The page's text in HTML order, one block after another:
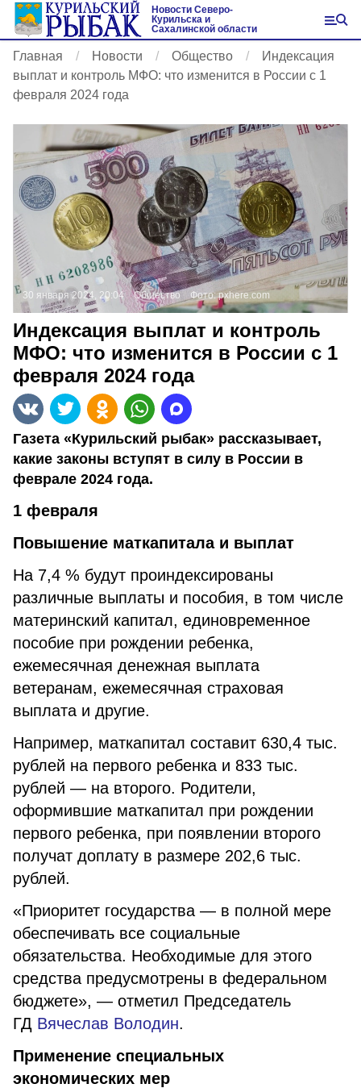
Новости Северо-
Курильска и
Сахалинской области
Главная Новости Общество
Индексация
выплат и контроль МФО: что изменится в России с 1
февраля 2024 года
30 января 2024, 20:04 Общество Фото:pxhere.com
Индексация выплат и контроль
МФО: что изменится в России с 1
февраля 2024 года
Газета «Курильский рыбак» рассказывает,
какие законы вступят в силу в России в
феврале 2024 года.
1 февраля
Повышение маткапитала и выплат
На 7,4 % будут проиндексированы
различные выплаты и пособия, в том числе
материнский капитал, единовременное
пособие при рождении ребенка,
ежемесячная денежная выплата
ветеранам, ежемесячная страховая
выплата и другие.
Например, маткапитал составит 630,4 тыс.
рублей на первого ребенка и 833 тыс.
рублей — на второго. Родители,
оформившие маткапитал при рождении
первого ребенка, при появлении второго
получат доплату в размере 202,6 тыс.
рублей.
«Приоритет государства — в полной мере
обеспечивать все социальные
обязательства. Необходимые для этого
средства предусмотрены в федеральном
бюджете», — отметил Председатель
ГД Вячеслав Володин.
Применение специальных
экономических мер